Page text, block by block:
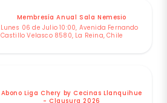
Membresía Anual Sala Nemesio
Lunes 06 de Julio 10:00, Avenida Fernando
Castillo Velasco 8580, La Reina, Chile
Abono Liga Chery by Cecinas Llanquihue
- Clausura 2026